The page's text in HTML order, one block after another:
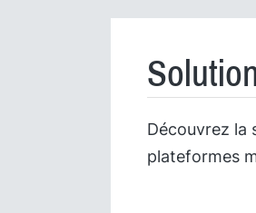
Découvrez la
plateformes